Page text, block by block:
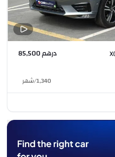
درهم 85,500
1,340
/شهر